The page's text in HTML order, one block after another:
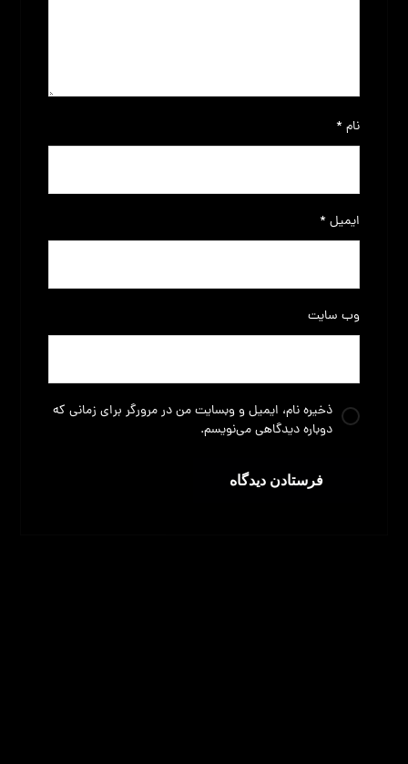
نام*
ایمیل*
وب‌ سایت
ذخیره نام، ایمیل و وبسایت من در مرورگر برای زمانی که
دوباره دیدگاهی می‌نویسم.